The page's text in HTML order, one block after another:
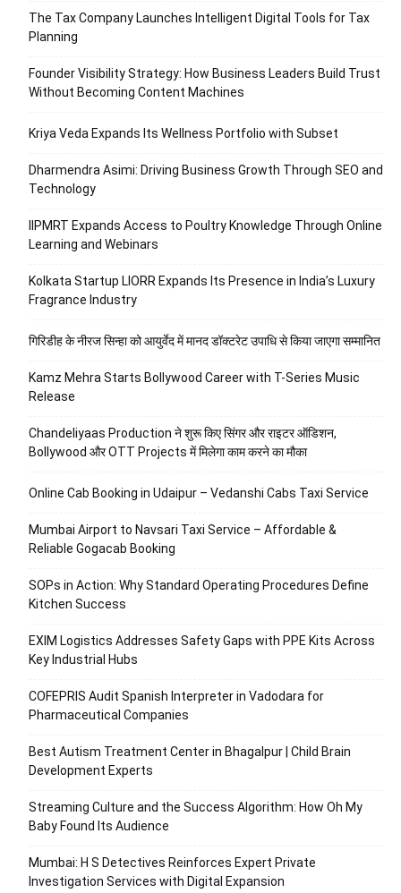
The Tax Company Launches Intelligent Digital Tools for Tax
Planning
Founder Visibility Strategy: How Business Leaders Build Trust
Without Becoming Content Machines
Kriya Veda Expands Its Wellness Portfolio with Subset
Dharmendra Asimi: Driving Business Growth Through SEO and
Technology
IIPMRT Expands Access to Poultry Knowledge Through Online
Learning and Webinars
Kolkata Startup LIORR Expands Its Presence in India’s Luxury
Fragrance Industry
गिरिडीह के नीरज सिन्हा को आयुर्वेद में मानद डॉक्टरेट उपाधि से किया जाएगा सम्मानित
Kamz Mehra Starts Bollywood Career with T-Series Music
Release
Chandeliyaas Production ने शुरू किए सिंगर और राइटर ऑडिशन,
Bollywood और OTT Projects में मिलेगा काम करने का मौका
Online Cab Booking in Udaipur – Vedanshi Cabs Taxi Service
Mumbai Airport to Navsari Taxi Service – Affordable &
Reliable Gogacab Booking
SOPs in Action: Why Standard Operating Procedures Define
Kitchen Success
EXIM Logistics Addresses Safety Gaps with PPE Kits Across
Key Industrial Hubs
COFEPRIS Audit Spanish Interpreter in Vadodara for
Pharmaceutical Companies
Best Autism Treatment Center in Bhagalpur | Child Brain
Development Experts
Streaming Culture and the Success Algorithm: How Oh My
Baby Found Its Audience
Mumbai: H S Detectives Reinforces Expert Private
Investigation Services with Digital Expansion